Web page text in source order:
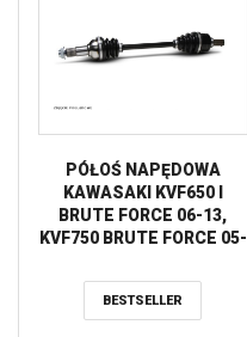
PÓŁOŚ NAPĘDOWA
KAWASAKI KVF650 I
BRUTE FORCE 06-13,
KVF750 BRUTE FORCE 05-
EPS 12-18 TYŁ STRONA
LEWA / PRAWA ALL
BESTSELLER